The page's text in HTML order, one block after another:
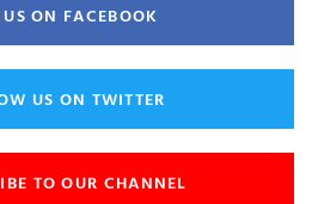
ON FACEBOOK
US ON TWITTER
TO OUR CHANNEL